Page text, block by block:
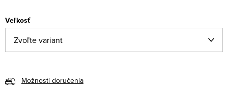
Veľkosť
Možnosti doručenia